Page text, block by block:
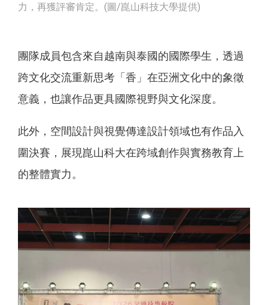
力，再獲評審肯定。(圖/崑山科技大學提供)
團隊成員包含來自越南與泰國的國際學生，透過
跨文化交流重新思考「香」在亞洲文化中的象徵
意義，也讓作品更具國際視野與文化深度。
此外，空間設計與視覺傳達設計領域也有作品入
圍決賽，展現崑山科大在跨域創作與實務教育上
的整體實力。